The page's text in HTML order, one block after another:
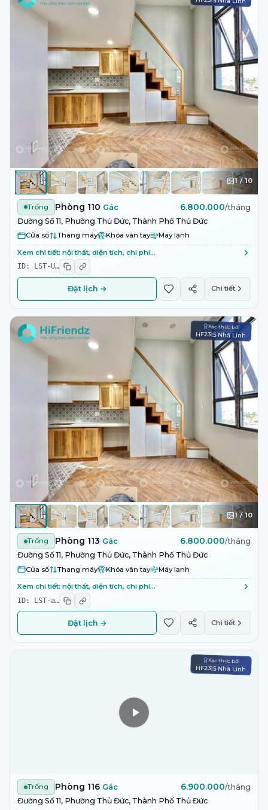
1/10
Trống Phòng 110 Gác 6.800.000/tháng
Đường Số 11, Phường Thủ Đức, Thành Phố Thủ Đức
Cửa sổ Thang máy Khóa vân tay Máy lạnh
Xem chi tiết: nội thất, diện tích, chi phí…
ID:
LST-U…
Đặt lịch → Chi tiết
Xác thực bởi
HF2315 Nhã Linh
1/10
Trống Phòng 113 Gác 6.800.000/tháng
Đường Số 11, Phường Thủ Đức, Thành Phố Thủ Đức
Cửa sổ Thang máy Khóa vân tay Máy lạnh
Xem chi tiết: nội thất, diện tích, chi phí…
ID: LST-a…
Đặt lịch → Chi tiết
Xác thực bởi
HF2315 Nhã Linh
Trống Phòng 116 Gác 6.900.000/tháng
Đường Số 11, Phường Thủ Đức, Thành Phố Thủ Đức